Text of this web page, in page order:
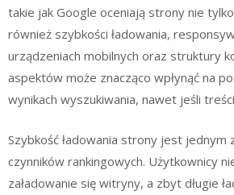
takie jak Google oceniają strony nie
również szybkości ładowania,
urządzeniach mobilnych oraz struktury
aspektów może znacząco wpłynąć na
wynikach wyszukiwania, nawet jeśli
Szybkość ładowania strony jest jednym
czynników rankingowych. Użytkownicy
załadowanie się witryny, a zbyt długie